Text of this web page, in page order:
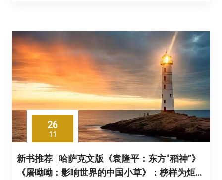
26
11
新书推荐 | 哈萨克文版《袁隆平：东方“稻神”》
《屠呦呦：影响世界的中国小草》：榜样为炬，